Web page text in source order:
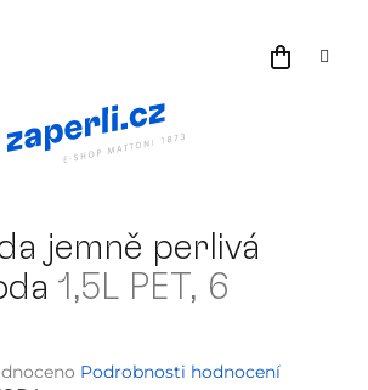
jemně perlivá
1,5L PET, 6
Podrobnosti hodnocení